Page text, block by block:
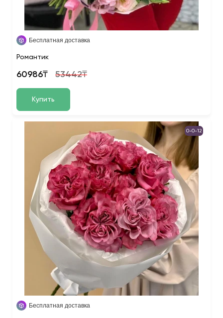
Бесплатная доставка
Романтик
60986₸ 53442₸
Купить
0-0-12
Бесплатная доставка